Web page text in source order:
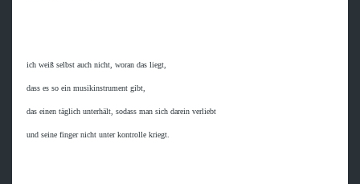
ich weiß selbst auch nicht, woran das liegt,
dass es so ein musikinstrument gibt,
das einen täglich unterhält, sodass man sich darein verliebt
und seine finger nicht unter kontrolle kriegt.